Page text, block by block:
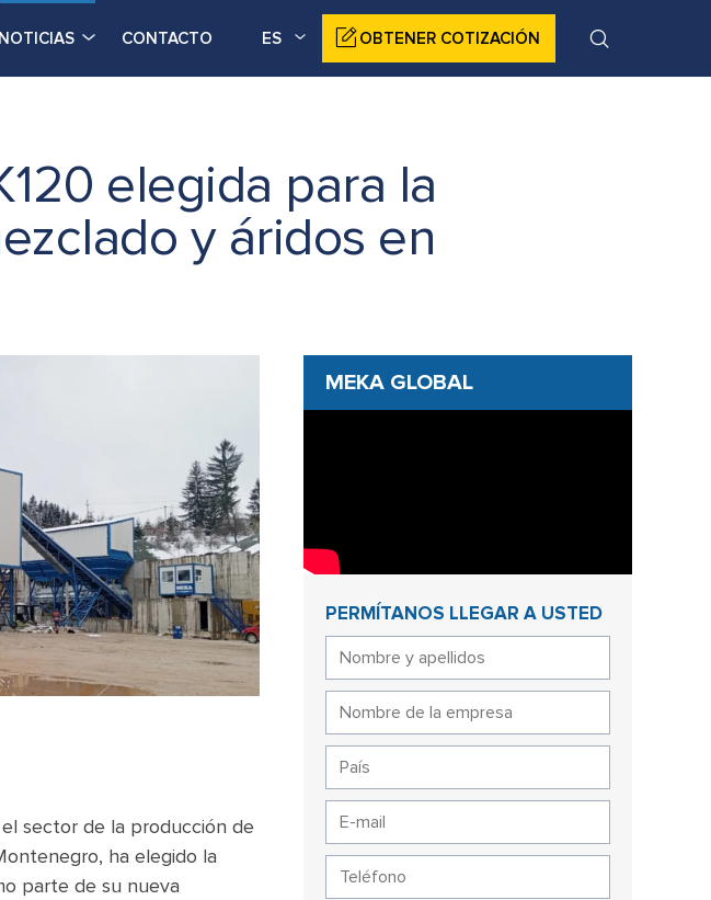
OBTENER COTIZACIÓN
ES
NOTICIAS CONTACTO
elegida para la
y áridos en
sector de la producción de
ha elegido la
parte de su nueva
MEKA GLOBAL
PERMÍTANOS LLEGAR A USTED